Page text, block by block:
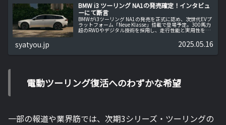
BMW i3 ツーリング NA1の発売確定！インタビュ
ーにて断言
BMWがi3ツーリング NA1の発売を正式に認め、次世代EVプ
ラットフォーム「Neue Klasse」搭載で登場予定。300馬力
超のRWDやデジタル技術を採用し、走行性能と実用性を両
立。高性能EVワゴンの魅力を専門的に解説します。
syatyou.jp 2025.05.16
電動ツーリング復活へのわずかな希望
一部の報道や業界筋では、次期3シリーズ・ツーリングの